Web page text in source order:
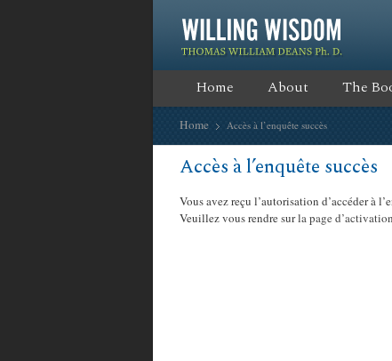
Home About The
Home Accès à l’enquête succès
Accès à l’enquête succès
Vous avez reçu l’autorisation d’accéder à
Veuillez vous rendre surla page d’activation